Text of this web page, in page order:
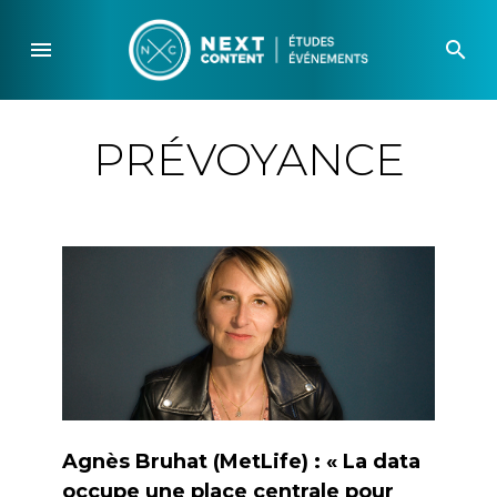
content
menu search
PRÉVOYANCE
Agnès Bruhat (MetLife) : « La data
occupe une place centrale pour